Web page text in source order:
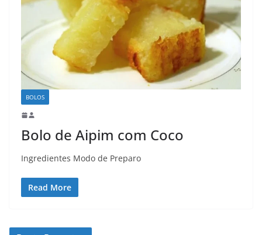
BOLOS
Bolo de Aipim com Coco
Ingredientes Modo de Preparo
Read More